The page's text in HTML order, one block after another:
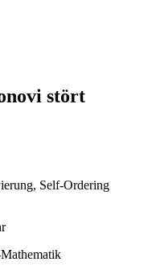
stört
Self-Ordering